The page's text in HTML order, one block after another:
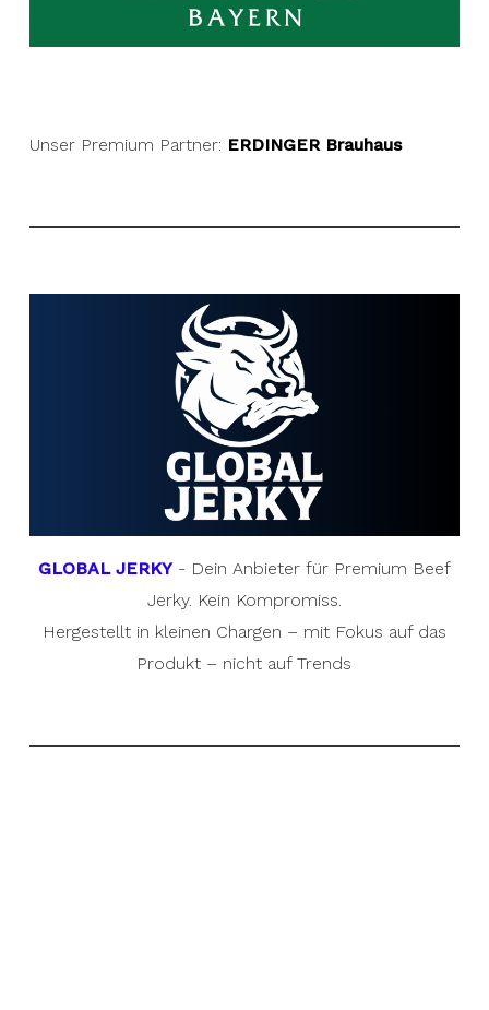
Unser Premium Partner: ERDINGER Brauhaus
GLOBAL JERKY- Dein Anbieter für Premium Beef
Jerky. Kein Kompromiss.
Hergestellt in kleinen Chargen – mit Fokus auf das
Produkt – nicht auf Trends